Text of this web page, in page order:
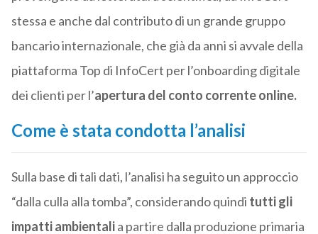
stessa e anche dal contributo di un grande gruppo
bancario internazionale, che già da anni si avvale della
piattaforma Top di InfoCert per l’onboarding digitale
dei clienti per l’apertura del conto corrente online.
Come è stata condotta l’analisi
Sulla base di tali dati, l’analisi ha seguito un approccio
“dalla culla alla tomba”, considerando quindi tutti gli
impatti ambientalia partire dalla produzione primaria